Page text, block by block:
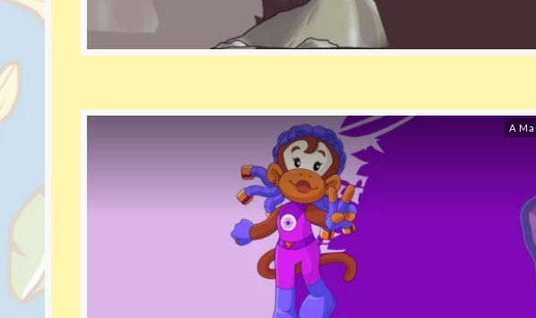
A